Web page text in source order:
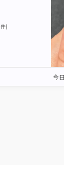
件)
今日